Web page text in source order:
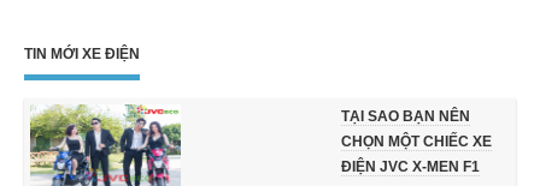
TIN MỚI XE ĐIỆN
TẠI SAO BẠN NÊN
CHỌN MỘT CHIẾC XE
ĐIỆN JVC X-MEN F1